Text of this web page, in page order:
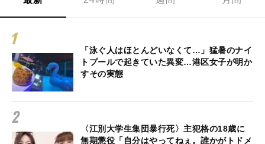
「泳ぐ人はほとんどいなくて…」猛暑のナイ
トプールで起きていた異変…港区女子が明か
すその実態
〈江別大学生集団暴行死〉主犯格の18歳に
無期懲役「自分はやってねぇ。誰かがトドメ